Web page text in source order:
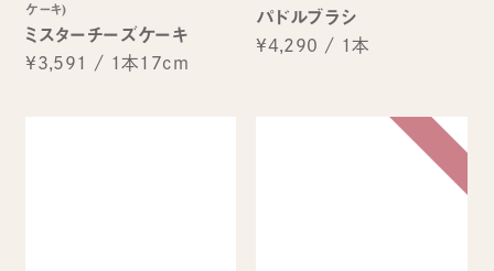
ケーキ)
ミスターチーズケーキ
¥3,591 / 1本17cm
パドルブラシ
¥4,290 / 1本